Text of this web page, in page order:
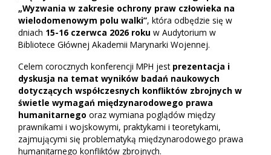
„Wyzwania w zakresie ochrony praw człowieka na
wielodomenowym polu walki”, która odbędzie się w
dniach 15-16 czerwca 2026 roku w Audytorium w
Bibliotece Głównej Akademii Marynarki Wojennej.
Celem corocznych konferencji MPH jest prezentacja i
dyskusja na temat wyników badań naukowych
dotyczących współczesnych konfliktów zbrojnych w
świetle wymagań międzynarodowego prawa
humanitarnego oraz wymiana poglądów między
prawnikami i wojskowymi, praktykami i teoretykami,
zajmującymi się problematyką międzynarodowego prawa
humanitarnego konfliktów zbrojnych.